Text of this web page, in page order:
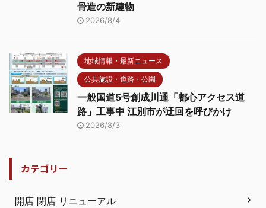
骨造の新建物
2026/8/4
地域情報・最新ニュース
公共施設・道路・公園
一般国道5号創成川通「都心アクセス道
路」工事中 江別市が迂回を呼びかけ
2026/8/3
カテゴリー
開店 閉店 リニューアル